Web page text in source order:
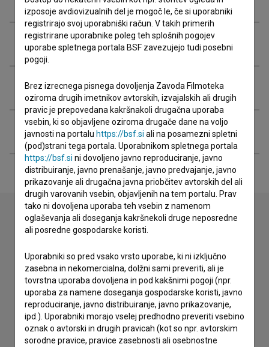
Ekipa
Organizacije
Razširjeni podatki
Stik z uredništvom
Spoštovani, s pomočjo spodnjega obrazca lahko stopite v
stik z uredništvom Baze slovenskih filmov. Veseli bomo vaših
odzivov.
imam vprašanje
prijavljam napako
izposoje avdiovizualnih del je mogoč le, če si uporabniki
registrirajo svoj uporabniški račun. V takih primerih
registrirane uporabnike poleg teh splošnih pogojev
uporabe spletnega portala BSF zavezujejo tudi posebni
pogoji.
Brez izrecnega pisnega dovoljenja Zavoda Filmoteka
oziroma drugih imetnikov avtorskih, izvajalskih ali drugih
pravic je prepovedana kakršnakoli drugačna uporaba
vsebin, ki so objavljene oziroma drugače dane na voljo
javnosti na portalu https://bsf.si ali na posamezni spletni
(pod)strani tega portala. Uporabnikom spletnega portala
https://bsf.si ni dovoljeno javno reproduciranje, javno
distribuiranje, javno prenašanje, javno predvajanje, javno
prikazovanje ali drugačna javna priobčitev avtorskih del ali
drugih varovanih vsebin, objavljenih na tem portalu. Prav
tako ni dovoljena uporaba teh vsebin z namenom
oglaševanja ali doseganja kakršnekoli druge neposredne
ali posredne gospodarske koristi.
Uporabniki so pred vsako vrsto uporabe, ki ni izključno
zasebna in nekomercialna, dolžni sami preveriti, ali je
tovrstna uporaba dovoljena in pod kakšnimi pogoji (npr.
uporaba za namene doseganja gospodarske koristi, javno
reproduciranje, javno distribuiranje, javno prikazovanje,
ipd.). Uporabniki morajo vselej predhodno preveriti vsebino
oznak o avtorski in drugih pravicah (kot so npr. avtorskim
sorodne pravice, pravice zasebnosti ali osebnostne